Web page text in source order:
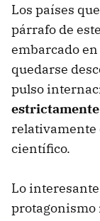
Los países
párrafo de
embarcado
quedarse
pulso
relativamente
científico.
Lo
protagonismo